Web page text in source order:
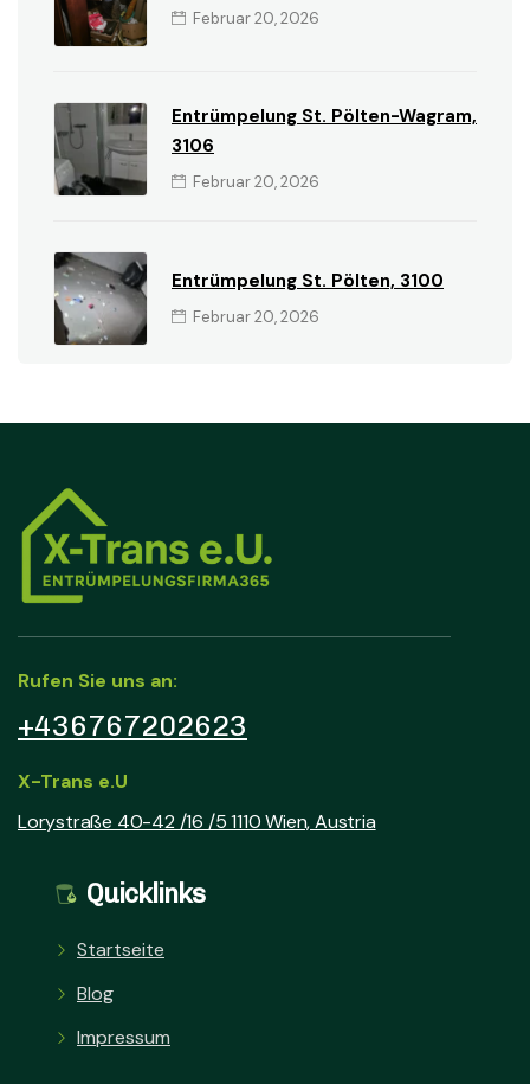
Februar 20, 2026
Entrümpelung St. Pölten-Wagram,
3106
Februar 20, 2026
Entrümpelung St. Pölten, 3100
Februar 20, 2026
Rufen Sie uns an:
+436767202623
X-Trans e.U
Lorystraße 40-42 /16 /5 1110 Wien, Austria
Quicklinks
Startseite
Blog
Impressum